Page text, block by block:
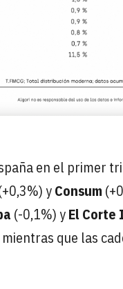
en el primer
yConsum
(-0,1%) yEl Corte
que las